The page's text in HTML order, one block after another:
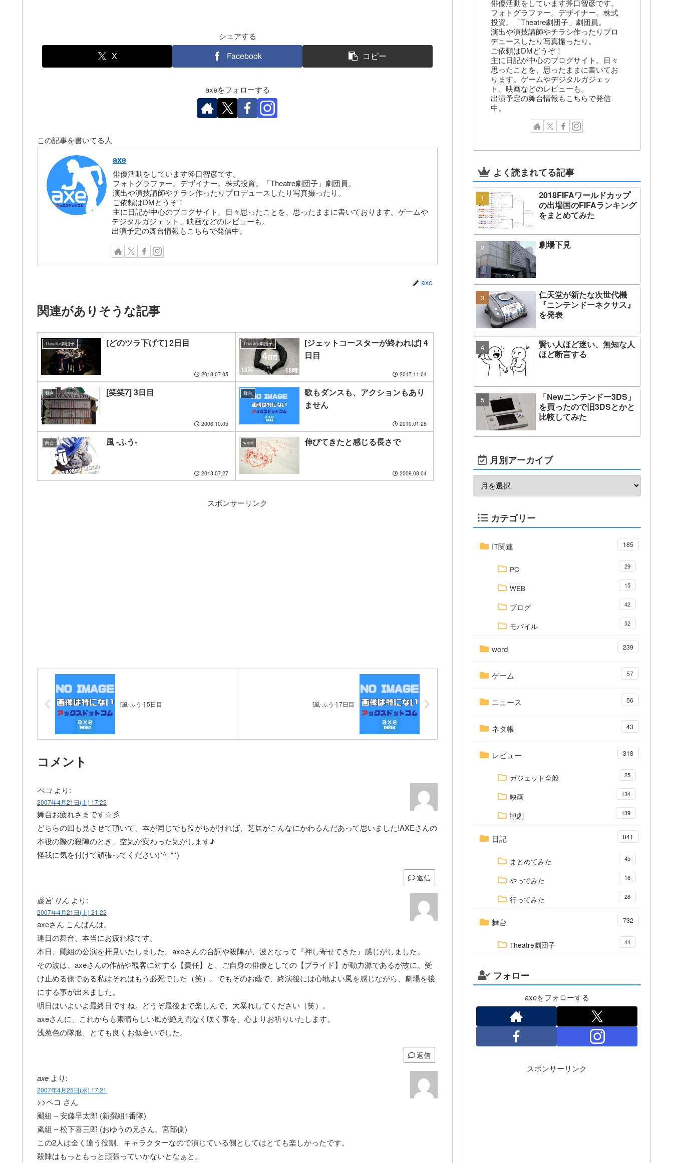
シェアする
X Facebook コピー
axeをフォローする
この記事を書いてる人
axe
俳優活動をしています斧口智彦です。
フォトグラファー。デザイナー。株式投資。「Theatre劇団子」劇団員。
演出や演技講師やチラシ作ったりプロデュースしたり写真撮ったり。
ご依頼はDMどうぞ！
主に日記が中心のブログサイト。日々思ったことを、思ったままに書いております。ゲームや
デジタルガジェット、映画などのレビューも。
出演予定の舞台情報もこちらで発信中。
axe
関連がありそうな記事
Theatre劇団子 [どのツラ下げて] 2日目
2018.07.05
Theatre劇団子
[ジェットコースターが終われば] 4
日目
2017.11.04
舞台 [笑笑7] 3日目
2006.10.05
舞台
歌もダンスも、アクションもあり
ません
2010.01.28
舞台 風 -ふう-
2013.07.27
word 伸びてきたと感じる長さで
2009.08.04
スポンサーリンク
[風-ふう-] 5日目 [風-ふう-] 7日目
コメント
ペコ より:
2007年4月21日(土) 17:22
舞台お疲れさまです☆彡
どちらの回も見させて頂いて、本が同じでも役がちがければ、芝居がこんなにかわるんだあって思いました!AXEさんの
本役の際の殺陣のとき、空気が変わった気がします♪
怪我に気を付けて頑張ってください(*^_^*)
返信
藤宮 りん より:
2007年4月21日(土) 21:22
axeさん こんばんは。
連日の舞台、本当にお疲れ様です。
本日、颶組の公演を拝見いたしました。axeさんの台詞や殺陣が、波となって『押し寄せてきた』感じがしました。
その波は、axeさんの作品や観客に対する【責任】と、ご自身の俳優としての【プライド】が動力源であるが故に、受
け止める側である私はそれはもう必死でした（笑）。でもそのお蔭で、終演後には心地よい風を感じながら、劇場を後
にする事が出来ました。
明日はいよいよ最終日ですね。どうぞ最後まで楽しんで、大暴れしてください（笑）。
axeさんに、これからも素晴らしい風が絶え間なく吹く事を、心よりお祈りいたします。
浅葱色の隊服、とても良くお似合いでした。
返信
axe より:
2007年4月25日(水) 17:21
>>ペコ さん
颶組 – 安藤早太郎 (新撰組1番隊)
颪組 – 松下喜三郎 (おゆうの兄さん。宮部側)
この2人は全く違う役割、キャラクターなので演じている側としてはとても楽しかったです。
殺陣はもっともっと頑張っていかないとなぁと。
俳優活動をしています斧口智彦です。
フォトグラファー。デザイナー。株式
投資。「Theatre劇団子」劇団員。
演出や演技講師やチラシ作ったりプロ
デュースしたり写真撮ったり。
ご依頼はDMどうぞ！
主に日記が中心のブログサイト。日々
思ったことを、思ったままに書いてお
ります。ゲームやデジタルガジェッ
ト、映画などのレビューも。
出演予定の舞台情報もこちらで発信
中。
よく読まれてる記事
2018FIFAワールドカップ
の出場国のFIFAランキング
をまとめてみた
劇場下見
仁天堂が新たな次世代機
『ニンテンドーネクサス』
を発表
賢い人ほど迷い、無知な人
ほど断言する
「Newニンテンドー3DS」
を買ったので旧3DSとかと
比較してみた
月別アーカイブ
カテゴリー
IT関連 185
PC 29
WEB 15
ブログ 42
モバイル 52
word 239
ゲーム 57
ニュース 56
ネタ帳 43
レビュー 318
ガジェット全般 25
映画 134
観劇 139
日記 841
まとめてみた 45
やってみた 16
行ってみた 28
舞台 732
Theatre劇団子 44
フォロー
axeをフォローする
スポンサーリンク